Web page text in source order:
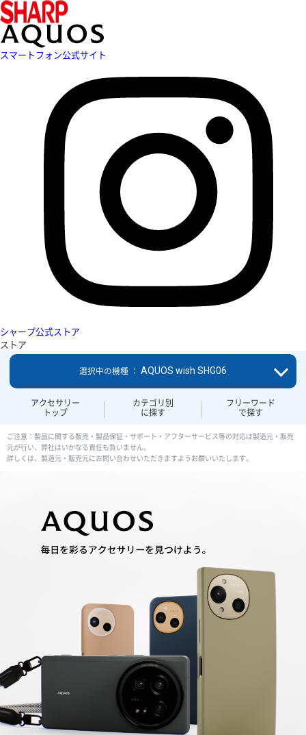
スマートフォン公式サイト
シャープ公式ストア
ストア
アクセサリー
トップ
カテゴリ別
に探す
フリーワード
で探す
選択中の機種 ： AQUOS wish SHG06
ご注意：製品に関する販売・製品保証・サポート・アフターサービス等の対応は製造元・販売
元が行い、弊社はいかなる責任も負いません。
詳しくは、製造元・販売元にお問い合わせいただきますようお願いいたします。